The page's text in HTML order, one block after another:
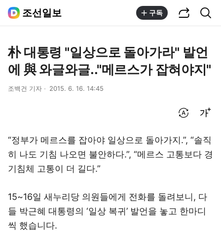
조선일보 구독
朴 대통령 "일상으로 돌아가라" 발언
에 與 와글와글.."메르스가 잡혀야지"
조백건 기자 2015. 6. 16. 14:45
“정부가 메르스를 잡아야 일상으로 돌아가지.”, “솔직
히 나도 기침 나오면 불안하다.”, “메르스 고통보다 경
기침체 고통이 더 길다.”
15~16일 새누리당 의원들에게 전화를 돌려보니, 다
들 박근혜 대통령의 ‘일상 복귀’ 발언을 놓고 한마디
씩 했습니다.